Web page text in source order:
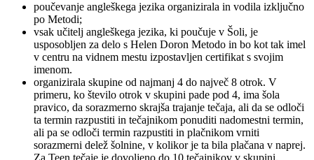
poučevanje angleškega jezika organizirala in vodila izključno
po Metodi;
vsak učitelj angleškega jezika, ki poučuje v Šoli, je
usposobljen za delo s Helen Doron Metodo in bo kot tak imel
v centru na vidnem mestu izpostavljen certifikat s svojim
imenom.
organizirala skupine od najmanj 4 do največ 8 otrok. V
primeru, ko število otrok v skupini pade pod 4, ima šola
pravico, da sorazmerno skrajša trajanje tečaja, ali da se odloči
ta termin razpustiti in tečajnikom ponuditi nadomestni termin,
ali pa se odloči termin razpustiti in plačnikom vrniti
sorazmerni delež šolnine, v kolikor je ta bila plačana v naprej.
Za Teen tečaje je dovoljeno do 10 tečajnikov v skupini.